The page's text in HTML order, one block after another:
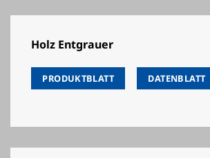
Holz Entgrauer
PRODUKTBLATT DATENBLATT